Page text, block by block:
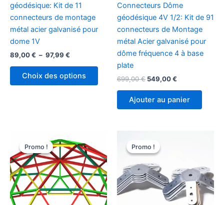
géodésique: Kit de 11
connecteurs de montage
métal acier galvanisé pour
dome 1V
89,00€ – 97,99 €
prix :
89,00 €
Choix des options
Ce
produit
peuvent
être
choisies
sur
la
Connecteurs Dôme
géodésique 4V 1/2: Kit de 91
connecteurs de Montage
métal Acier galvanisé pour
dôme fréquence 4 à base
plate
699,00€ Le
était :
549,00€
actuel
est :
Ajouter au panier
Promo !
Promo ! Promo !
Promo !